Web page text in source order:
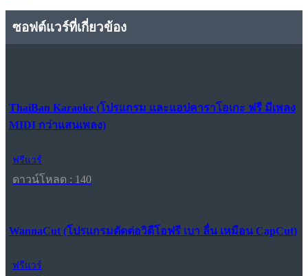
ซอฟต์แวร์ที่เกี่ยวข้อง
ThaiBan Karaoke (โปรแกรม และแอปคาราโอเกะ ฟรี มีเพลง
MIDI กว่าแสนเพลง)
ฟรีแวร์
ดาวน์โหลด : 140
WannaCut (โปรแกรมตัดต่อวิดีโอฟรี เบา ลื่น เหมือน CapCut)
ฟรีแวร์